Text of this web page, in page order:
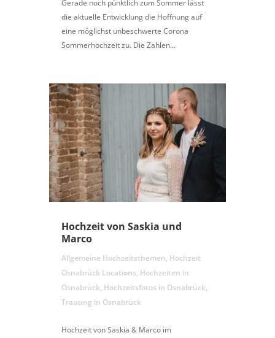
Gerade noch pünktlich zum Sommer lässt
die aktuelle Entwicklung die Hoffnung auf
eine möglichst unbeschwerte Corona
Sommerhochzeit zu. Die Zahlen...
Hochzeit von Saskia und
Marco
Allgemeine Hochzeitsthemen, Hochzeit
Osnabrück Locations, Hochzeiten in
Osnabrück, Hochzeitsfotos in Osnabrück,
Trauung in Osnabrück
Hochzeit von Saskia & Marco im